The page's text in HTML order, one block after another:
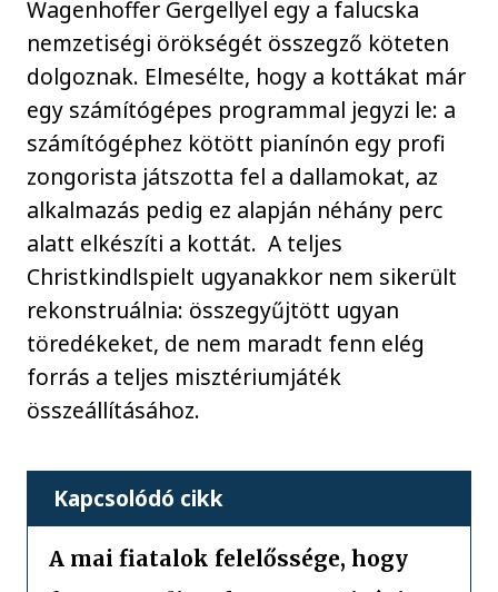
Wagenhoffer Gergellyel egy a falucska
nemzetiségi örökségét összegző köteten
dolgoznak. Elmesélte, hogy a kottákat már
egy számítógépes programmal jegyzi le: a
számítógéphez kötött pianínón egy profi
zongorista játszotta fel a dallamokat, az
alkalmazás pedig ez alapján néhány perc
alatt elkészíti a kottát. A teljes
Christkindlspielt ugyanakkor nem sikerült
rekonstruálnia: összegyűjtött ugyan
töredékeket, de nem maradt fenn elég
forrás a teljes misztériumjáték
összeállításához.
Kapcsolódó cikk
A mai fiatalok felelőssége, hogy